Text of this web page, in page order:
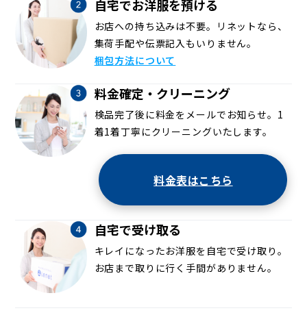
自宅でお洋服を預ける
お店への持ち込みは不要。リネットなら、
集荷手配や伝票記入もいりません。
梱包方法について
料金確定・クリーニング
検品完了後に料金をメールでお知らせ。1
着1着丁寧にクリーニングいたします。
料金表はこちら
自宅で受け取る
キレイになったお洋服を自宅で受け取り。
お店まで取りに行く手間がありません。